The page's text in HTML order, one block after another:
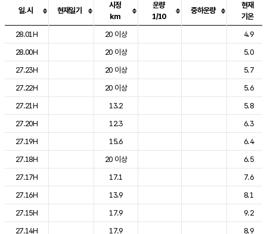
도시별 기상실황표로 지점, 날씨, 기온, 강수, 바람, 기압등을 안내한 표입
일.시 현재일기
시정
km
운량
1/10
중하운량
현재
기온
28.01H
20 이상
4.9
28.00H
20 이상
5.0
27.23H
20 이상
5.7
27.22H
20 이상
5.6
27.21H
13.2
5.8
27.20H
12.3
6.3
27.19H
15.6
6.4
27.18H
20 이상
6.5
27.17H
17.1
7.6
27.16H
13.9
8.1
27.15H
17.9
9.2
27.14H
17.9
8.9